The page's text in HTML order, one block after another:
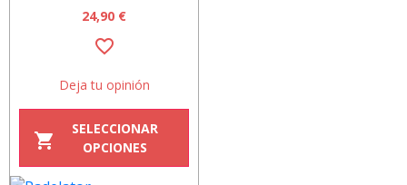
24,90 €
favorite_border
Deja tu opinión
shopping_cart
SELECCIONAR
OPCIONES